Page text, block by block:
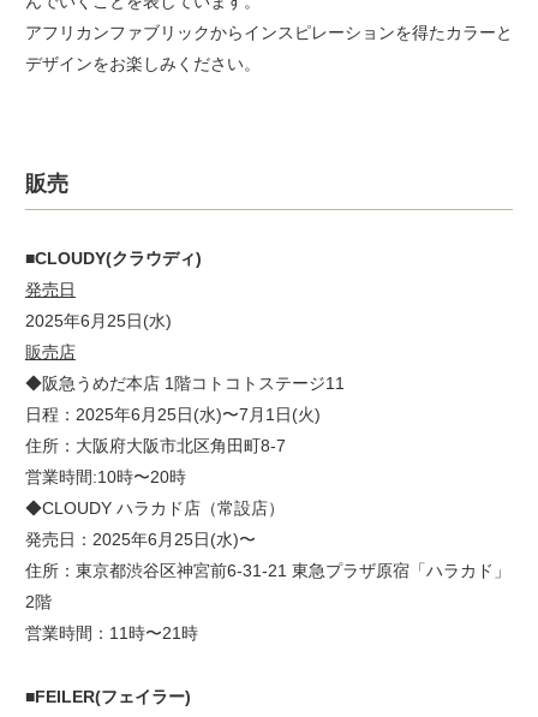
アフリカンファブリックからインスピレーションを得たカラーと
デザインをお楽しみください。
販売
■CLOUDY(クラウディ)
発売日
2025年6月25日(水)
販売店
◆阪急うめだ本店 1階コトコトステージ11
日程：2025年6月25日(水)〜7月1日(火)
住所：大阪府大阪市北区角田町8-7
営業時間:10時〜20時
◆CLOUDY ハラカド店（常設店）
発売日：2025年6月25日(水)〜
住所：東京都渋谷区神宮前6-31-21 東急プラザ原宿「ハラカド」
2階
営業時間：11時〜21時
■FEILER(フェイラー)